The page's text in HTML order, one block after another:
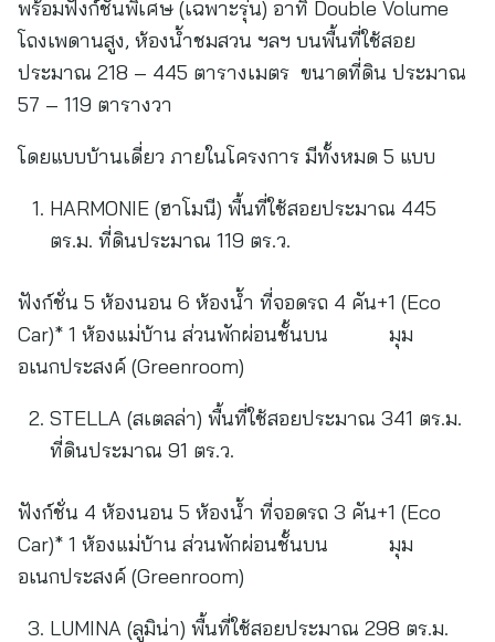
พร้อมฟังก์ชั่นพิเศษ (เฉพาะรุ่น) อาทิ Double Volume
โถงเพดานสูง, ห้องน้ำชมสวน ฯลฯ บนพื้นที่ใช้สอย
ประมาณ 218 – 445 ตารางเมตร ขนาดที่ดิน ประมาณ
57 – 119 ตารางวา
โดยแบบบ้านเดี่ยว ภายในโครงการ มีทั้งหมด 5 แบบ
HARMONIE (ฮาโมนี) พื้นที่ใช้สอยประมาณ 445
ตร.ม. ที่ดินประมาณ 119 ตร.ว.
ฟังก์ชั่น 5 ห้องนอน 6 ห้องน้ำ ที่จอดรถ 4 คัน+1 (Eco
Car)* 1 ห้องแม่บ้าน ส่วนพักผ่อนชั้นบน มุม
อเนกประสงค์ (Greenroom)
STELLA (สเตลล่า) พื้นที่ใช้สอยประมาณ 341 ตร.ม.
ที่ดินประมาณ 91 ตร.ว.
ฟังก์ชั่น 4 ห้องนอน 5 ห้องน้ำ ที่จอดรถ 3 คัน+1 (Eco
Car)* 1 ห้องแม่บ้าน ส่วนพักผ่อนชั้นบน มุม
อเนกประสงค์ (Greenroom)
LUMINA (ลูมิน่า) พื้นที่ใช้สอยประมาณ 298 ตร.ม.